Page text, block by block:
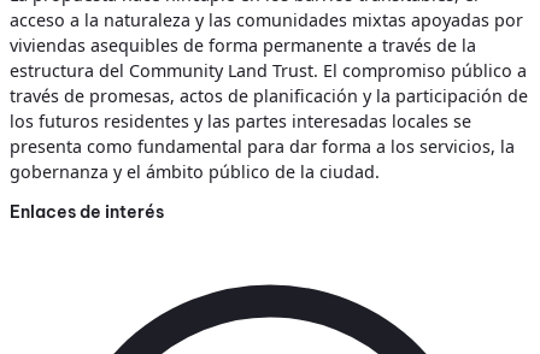
acceso a la naturaleza y las comunidades mixtas apoyadas por
viviendas asequibles de forma permanente a través de la
estructura del Community Land Trust. El compromiso público a
través de promesas, actos de planificación y la participación de
los futuros residentes y las partes interesadas locales se
presenta como fundamental para dar forma a los servicios, la
gobernanza y el ámbito público de la ciudad.
Enlaces de interés